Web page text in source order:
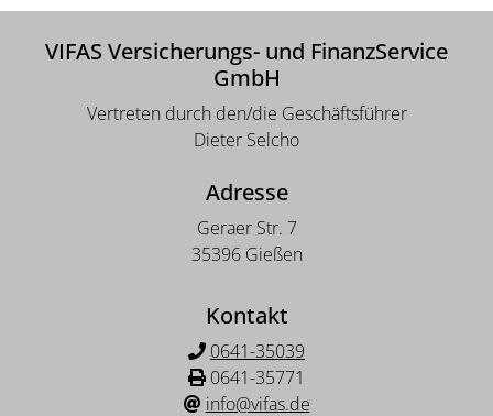
VIFAS Versicherungs- und FinanzService
GmbH
Vertreten durch den/die Geschäftsführer
Dieter Selcho
Adresse
Geraer Str. 7
35396 Gießen
Kontakt
0641-35039
0641-35771
info@vifas.de